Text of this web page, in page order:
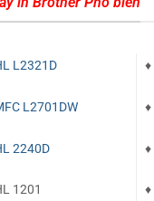
L2321D
L2701DW
2240D
1201
♦
♦
♦
♦